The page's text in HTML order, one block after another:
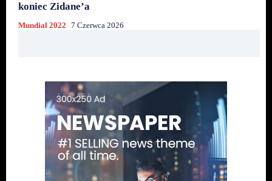
koniec Zidane’a
Mundial 2022 7 Czerwca 2026